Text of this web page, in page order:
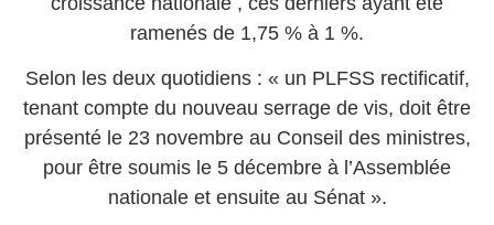
ramenés de 1,75 % à 1 %.
Selon les deux quotidiens : « un PLFSS rectificatif,
tenant compte du nouveau serrage de vis, doit être
présenté le 23 novembre au Conseil des ministres,
pour être soumis le 5 décembre à l’Assemblée
nationale et ensuite au Sénat ».